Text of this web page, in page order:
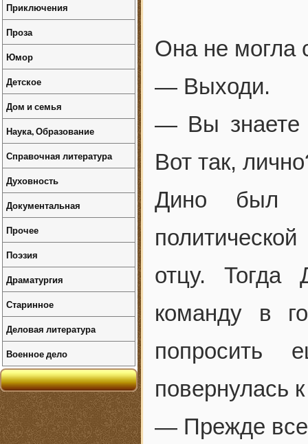
Она не могла
— Выходи.
— Вы знаете
Вот так,
Дино был
отцу. Тогда
команду в
повернулась
— Прежде
Приключения
Проза
Юмор
Детское
Дом и семья
Наука, Образование
Справочная литература
Духовность
Документальная
Прочее
Поэзия
Драматургия
Старинное
Деловая литература
Военное дело